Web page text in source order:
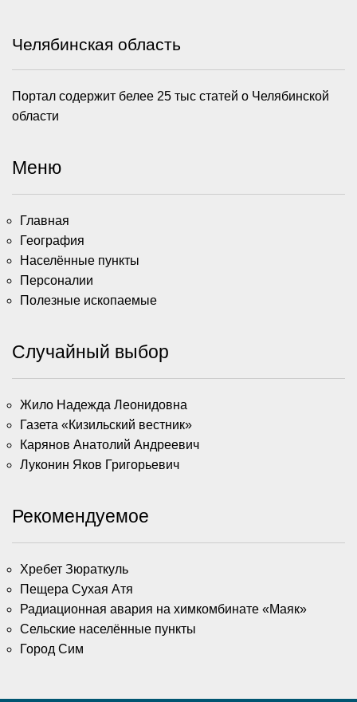
Челябинская область
Портал содержит белее 25 тыс статей о Челябинской
области
Меню
Главная
География
Населённые пункты
Персоналии
Полезные ископаемые
Случайный выбор
Жило Надежда Леонидовна
Газета «Кизильский вестник»
Карянов Анатолий Андреевич
Луконин Яков Григорьевич
Рекомендуемое
Хребет Зюраткуль
Пещера Сухая Атя
Радиационная авария на химкомбинате «Маяк»
Сельские населённые пункты
Город Сим